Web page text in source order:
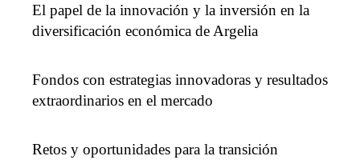
El papel de la innovación y la inversión en la
diversificación económica de Argelia
Fondos con estrategias innovadoras y resultados
extraordinarios en el mercado
Retos y oportunidades para la transición